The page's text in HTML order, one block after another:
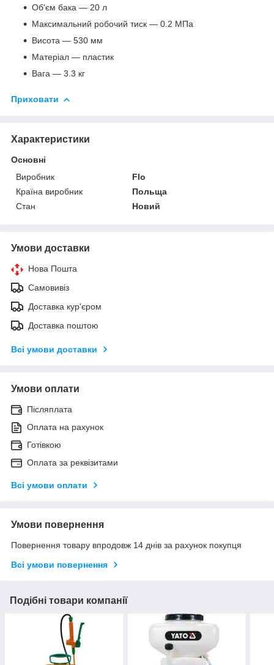
Об'єм бака — 20 л
Максимальний робочий тиск — 0.2 МПа
Висота — 530 мм
Матеріал — пластик
Вага — 3.3 кг
Приховати
Характеристики
Основні
Виробник
Flo
Країна виробник
Польща
Стан
Новий
Умови доставки
Нова Пошта
Самовивіз
Доставка кур'єром
Доставка поштою
Всі умови доставки
Умови оплати
Післяплата
Оплата на рахунок
Готівкою
Оплата за реквізитами
Всі умови оплати
Умови повернення
Повернення товару впродовж 14 днів за рахунок покупця
Всі умови повернення
Подібні товари компанії